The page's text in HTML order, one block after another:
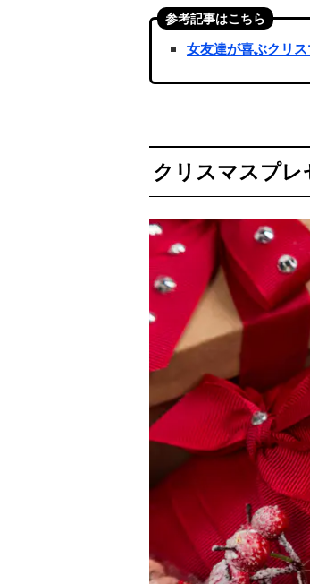
参考記事はこちら
女友達が喜ぶクリ
クリスマスプ